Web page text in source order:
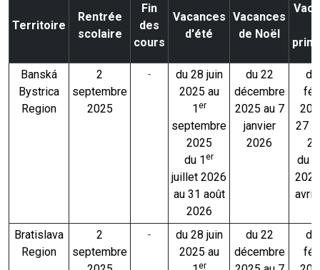
Territoire
Rentrée
scolaire
Fin
des
cours
Vacances
d'été
Vacances
de Noël
Banská
Bystrica
Region
2
septembre
2025
-
du 28 juin
2025 au
1er
septembre
2025
du 1er
juillet 2026
au 31 août
2026
du 22
décembre
2025 au 7
janvier
2026
27
du
avril
Bratislava
Region
2
septembre
-
du 28 juin
2025 au
er
du 22
décembre